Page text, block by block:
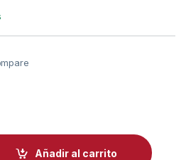
G305 LIGHTSPEED
Añadir al carrito